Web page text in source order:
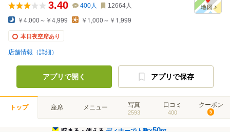
3.40 400人 12664人
￥4,000～￥4,999 ￥1,000～￥1,999
本日夜空席あり
店舗情報（詳細）
アプリで開く アプリで保存
トップ 座席 メニュー 写真
2593
口コミ
400
クーポン
5
貯まる・使えるディナーで人数×50pt